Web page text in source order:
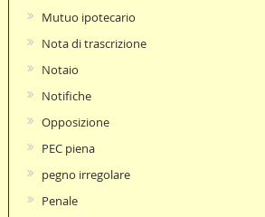
Mutuo ipotecario
Nota di trascrizione
Notaio
Notifiche
Opposizione
PEC piena
pegno irregolare
Penale